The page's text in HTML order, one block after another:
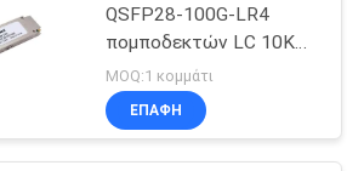
QSFP28-100G-LR4
πομποδεκτών LC 10KM
1310nm 100G QSFP28
MOQ:1 κομμάτι
ΕΠΑΦΉ